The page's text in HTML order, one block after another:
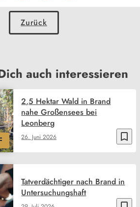
Zurück
auch interessieren
bookmark_border
26. Juni 2026
2,5 Hektar Wald in Brand
nahe Großensees bei
Leonberg
Tatverdächtiger nach Brand in
Untersuchungshaft